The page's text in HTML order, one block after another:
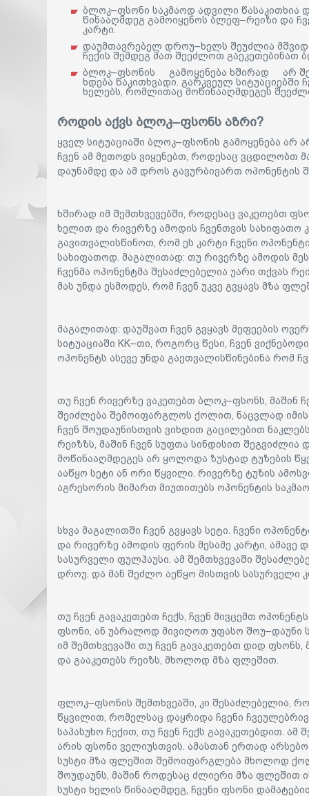
ბლოკ–ფსონი საკმაოდ ადვილი წასაკითხია
წინააღმდეგ გამოიყენოს ბლეფ–რეიზი და
კარტი.
დაუმთავრებელ დროუ–ხელს შეუძლია
ჩექის შემდეგ მათ შეეძლოთ გაეკეთებინათ
ბლოკ–ფსონის გამოყენება ხშირად არ
ხდება წაკითხვადი. გარკვეულ სიტუაციებში
ხელებს, რომლითაც მოწინააღმდეგეს
როდის აქვს ბლოკ–ფსონს აზრი?
ყველ სიტუაციაში ბლოკ–ფსონის გამოყენება არ
ჩვენ ამ მეთოდს ვიყენებთ, როდესაც ვცდილობთ
დაუნამდე და ამ დროს გავურბივართ ოპონენტის
ხშირად იმ შემთხვევებში, როდესაც ვაკეთებთ
ხელით და რივერზე ამოდის ჩვენთვის სახიფათო
გავითვალისწინოთ, რომ ეს კარტი ჩვენი
სახიფათოდ. მაგალითად: თუ რივერზე ამოდის
ჩვენმა ოპონენტმა შესაძლებელია უარი თქვას
მას უნდა ესმოდეს, რომ ჩვენ უკვე გვყავს მზა
მაგალითად: დაუშვათ ჩვენ გვყავს მეფეების
სიტუაციაში KK–თი, როგორც წესი, ჩვენ
ოპონენტს ასევე უნდა გაეთვალისწინებინა რომ
თუ ჩვენ რივერზე ვაკეთებთ ბლოკ–ფსონს, მაშინ
შეიძლება შემოიფარგლოს ქოლით, ნაცვლად
ჩვენ შოუდაუნისთვის ვიხდით გაცილებით
რეიზზს, მაშინ ჩვენ სუფთა სინდისით
მოწინააღმდეგეს არ ყოლოდა ზუსტად ტუზების
ააწყო სეტი ან ორი წყვილი. რივერზე ტუზის
აგრესორის მიმართ მიუთითებს ოპონენტის
სხვა მაგალითში ჩვენ გვყავს სეტი. ჩვენი
და რივერზე ამოდის ფერის მესამე კარტი, ამავე
სასურველი ფულჰაუსი. ამ შემთხვევაში
დროუ. და მან შეძლო აეწყო მისთვის სასურველი
თუ ჩვენ გავაკეთებთ ჩექს, ჩვენ მივცემთ
ფსონი, ან უბრალოდ მივიღოთ უფასო შოუ–დაუნი
იმ შემთხვევაში თუ ჩვენ გავაკეთებთ დიდ
და გააკეთებს რეიზს, მხოლოდ მზა ფლეშით.
ფლოკ–ფსონის შემთხვეაში, კი შესაძლებელია,
წყვილით, რომელსაც დაყრიდა ჩვენი
საპასუხო ჩექით, თუ ჩვენ ჩექს გავაკეთებდით. ამ
არის ფსონი ველიუსთვის. ამასთან ერთად
სუსტი მზა ფლეშით შემოიფარგლება მხოლოდ
შოუდაუნს, მაშინ როდესაც ძლიერი მზა ფლეშით
სუსტი ხელის წინააღმდეგ, ჩვენი ფსონი